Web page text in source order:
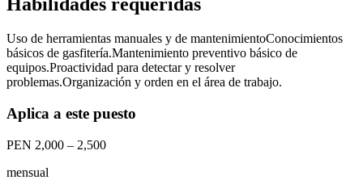
Habilidades requeridas
Uso de herramientas manuales y de mantenimientoConocimientos
básicos de gasfitería.Mantenimiento preventivo básico de
equipos.Proactividad para detectar y resolver
problemas.Organización y orden en el área de trabajo.
Aplica a este puesto
PEN 2,000 – 2,500
mensual